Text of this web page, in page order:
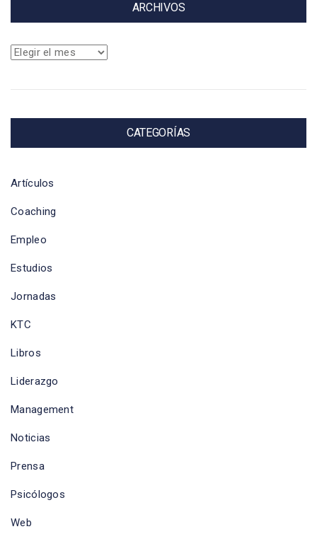
ARCHIVOS
Archivos
CATEGORÍAS
Artículos
Coaching
Empleo
Estudios
Jornadas
KTC
Libros
Liderazgo
Management
Noticias
Prensa
Psicólogos
Web